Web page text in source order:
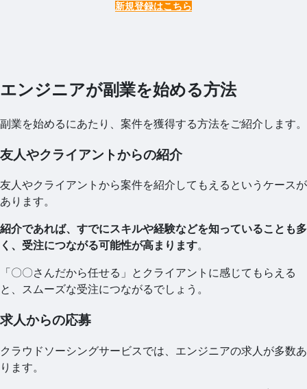
新規登録はこちら
エンジニアが副業を始める方法
副業を始めるにあたり、案件を獲得する方法をご紹介します。
友人やクライアントからの紹介
友人やクライアントから案件を紹介してもえるというケースが
あります。
紹介であれば、すでにスキルや経験などを知っていることも多
く、受注につながる可能性が高まります。
「〇〇さんだから任せる」とクライアントに感じてもらえる
と、スムーズな受注につながるでしょう。
求人からの応募
クラウドソーシングサービスでは、エンジニアの求人が多数あ
ります。